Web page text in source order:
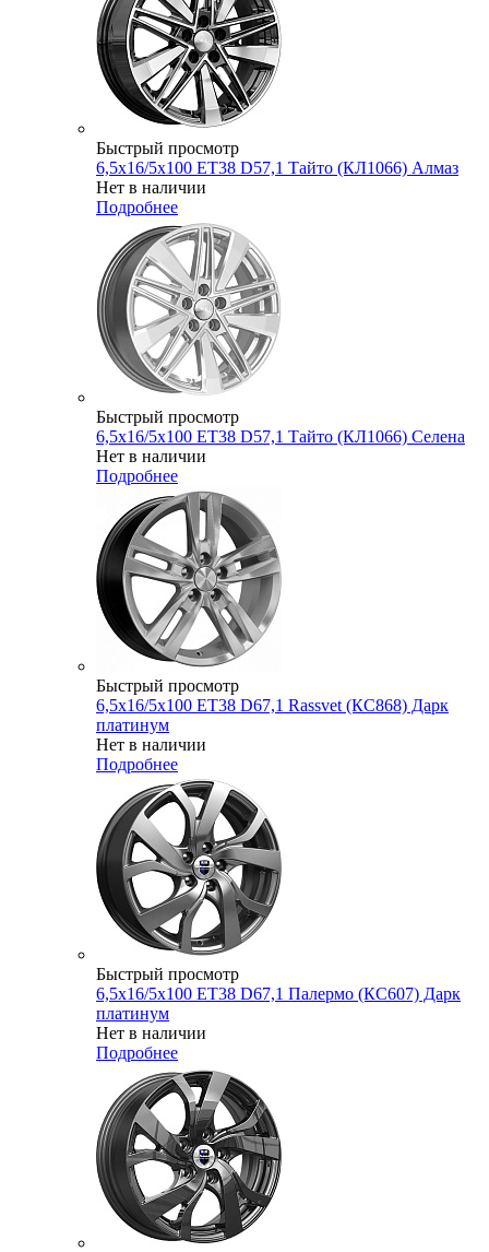
Быстрый просмотр
6,5x16/5x100 ET38 D57,1 Тайто (КЛ1066) Алмаз
Нет в наличии
Подробнее
Быстрый просмотр
6,5x16/5x100 ET38 D57,1 Тайто (КЛ1066) Селена
Нет в наличии
Подробнее
Быстрый просмотр
6,5x16/5x100 ET38 D67,1 Rassvet (КС868) Дарк
платинум
Нет в наличии
Подробнее
Быстрый просмотр
6,5x16/5x100 ET38 D67,1 Палермо (КС607) Дарк
платинум
Нет в наличии
Подробнее